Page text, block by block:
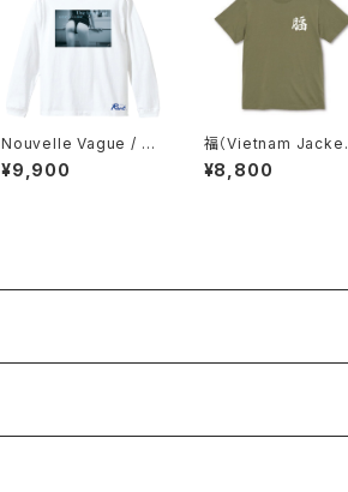
Nouvelle Vague / W
-L
¥9,900
福（Vietnam Jacket
style）
¥8,800